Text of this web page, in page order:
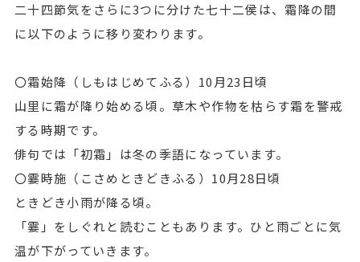
二十四節気をさらに3つに分けた七十二侯は、霜降の間
に以下のように移り変わります。
〇霜始降（しもはじめてふる）10月23日頃
山里に霜が降り始める頃。草木や作物を枯らす霜を警戒
する時期です。
俳句では「初霜」は冬の季語になっています。
〇霎時施（こさめときどきふる）10月28日頃
ときどき小雨が降る頃。
「霎」をしぐれと読むこともあります。ひと雨ごとに気
温が下がっていきます。